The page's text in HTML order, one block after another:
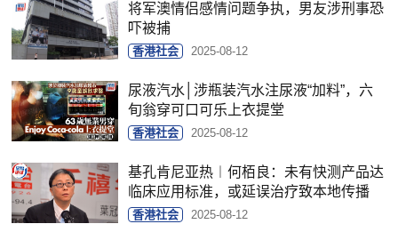
将军澳情侣感情问题争执，男友涉刑事恐
吓被捕
香港社会 2025-08-12
尿液汽水│涉瓶装汽水注尿液“加料”，六
旬翁穿可口可乐上衣提堂
香港社会 2025-08-12
基孔肯尼亚热︱何栢良：未有快测产品达
临床应用标准，或延误治疗致本地传播
香港社会 2025-08-12